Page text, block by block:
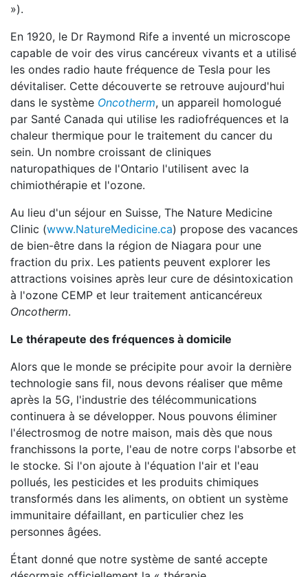
»).
En 1920, le Dr Raymond Rife a inventé un microscope
capable de voir des virus cancéreux vivants et a utilisé
les ondes radio haute fréquence de Tesla pour les
dévitaliser. Cette découverte se retrouve aujourd'hui
dans le système Oncotherm, un appareil homologué
par Santé Canada qui utilise les radiofréquences et la
chaleur thermique pour le traitement du cancer du
sein. Un nombre croissant de cliniques
naturopathiques de l'Ontario l'utilisent avec la
chimiothérapie et l'ozone.
Au lieu d'un séjour en Suisse, The Nature Medicine
Clinic (www.NatureMedicine.ca) propose des vacances
de bien-être dans la région de Niagara pour une
fraction du prix. Les patients peuvent explorer les
attractions voisines après leur cure de désintoxication
à l'ozone CEMP et leur traitement anticancéreux
Oncotherm.
Le thérapeute des fréquences à domicile
Alors que le monde se précipite pour avoir la dernière
technologie sans fil, nous devons réaliser que même
après la 5G, l'industrie des télécommunications
continuera à se développer. Nous pouvons éliminer
l'électrosmog de notre maison, mais dès que nous
franchissons la porte, l'eau de notre corps l'absorbe et
le stocke. Si l'on ajoute à l'équation l'air et l'eau
pollués, les pesticides et les produits chimiques
transformés dans les aliments, on obtient un système
immunitaire défaillant, en particulier chez les
personnes âgées.
Étant donné que notre système de santé accepte